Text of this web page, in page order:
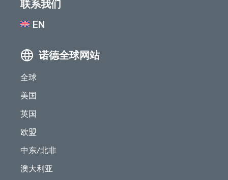
联系我们
EN
诺德全球网站
全球
美国
英国
欧盟
中东/北非
澳大利亚